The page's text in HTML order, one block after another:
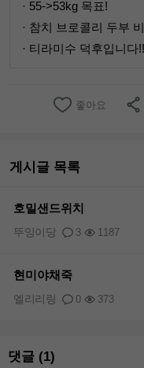
· 55->53kg 목표!
· 참치 브로콜리 두부
· 티라미수 덕후입니다!!
좋아요
게시글 목록
호밀샌드위치
3 1187
뚜잉이당
현미야채죽
0 373
엘리리링
댓글 (1)